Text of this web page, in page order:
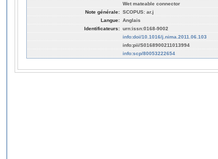
Wet mateable connector
Note générale: SCOPUS: ar.j
Langue: Anglais
Identificateurs: urn:issn:0168-9002
info:doi/10.1016/j.nima.2011.06.103
info:pii/S0168900211013994
info:scp/80053222654